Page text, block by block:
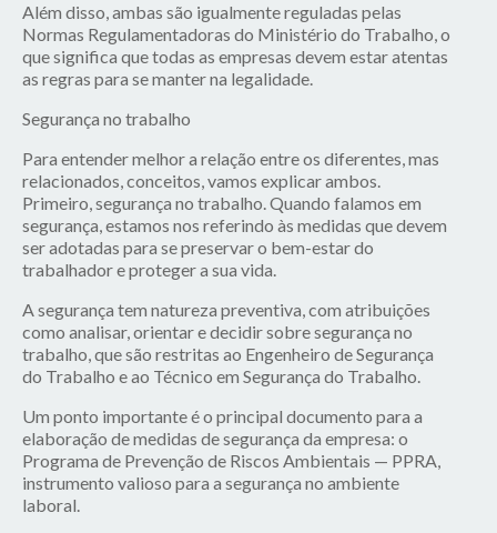
Além disso, ambas são igualmente reguladas pelas
Normas Regulamentadoras do Ministério do Trabalho, o
que significa que todas as empresas devem estar atentas
as regras para se manter na legalidade.
Segurança no trabalho
Para entender melhor a relação entre os diferentes, mas
relacionados, conceitos, vamos explicar ambos.
Primeiro, segurança no trabalho. Quando falamos em
segurança, estamos nos referindo às medidas que devem
ser adotadas para se preservar o bem-estar do
trabalhador e proteger a sua vida.
A segurança tem natureza preventiva, com atribuições
como analisar, orientar e decidir sobre segurança no
trabalho, que são restritas ao Engenheiro de Segurança
do Trabalho e ao Técnico em Segurança do Trabalho.
Um ponto importante é o principal documento para a
elaboração de medidas de segurança da empresa: o
Programa de Prevenção de Riscos Ambientais — PPRA,
instrumento valioso para a segurança no ambiente
laboral.